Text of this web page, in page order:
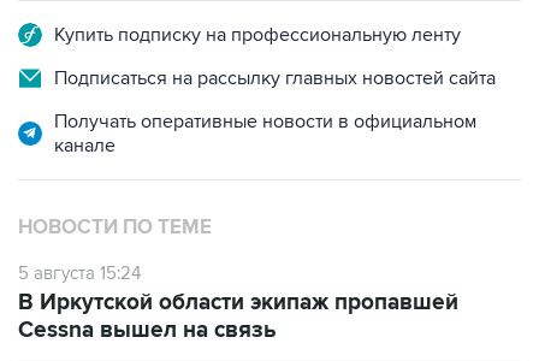
Подписаться на рассылку главных новостей сайта
Получать оперативные новости в официальном
НОВОСТИ ПО ТЕМЕ
5 августа 15:24
Cessna вышел на связь